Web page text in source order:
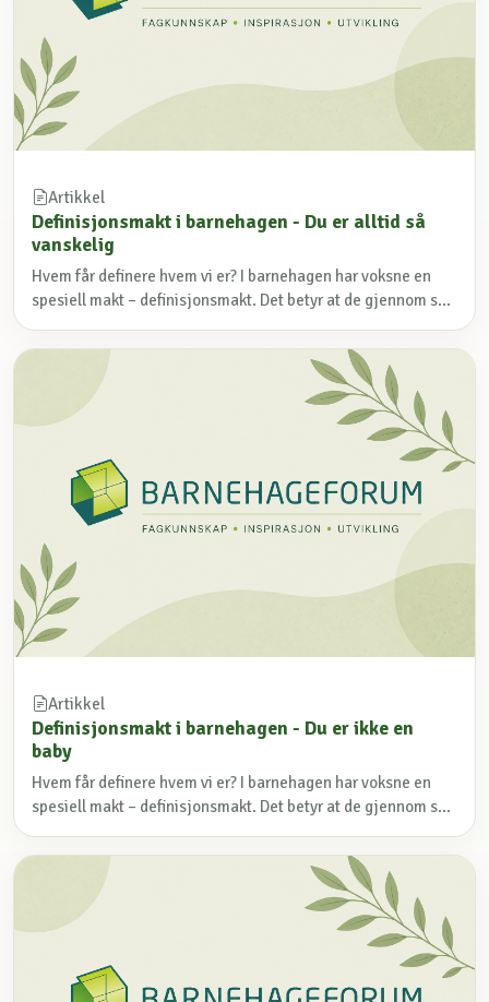
Artikkel
Definisjonsmakt i barnehagen - Du er alltid så
vanskelig
Hvem får definere hvem vi er? I barnehagen har voksne en
spesiell makt – definisjonsmakt. Det betyr at de gjennom s...
Artikkel
Definisjonsmakt i barnehagen - Du er ikke en
baby
Hvem får definere hvem vi er? I barnehagen har voksne en
spesiell makt – definisjonsmakt. Det betyr at de gjennom s...